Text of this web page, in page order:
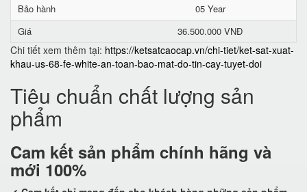
Bảo hành
05 Year
Giá
36.500.000 VNĐ
Chi tiết xem thêm tại: https://ketsatcaocap.vn/chi-tiet/ket-sat-xuat-
khau-us-68-fe-white-an-toan-bao-mat-do-tin-cay-tuyet-doi
Tiêu chuẩn chất lượng sản
phẩm
Cam kết sản phẩm chính hãng và
mới 100%